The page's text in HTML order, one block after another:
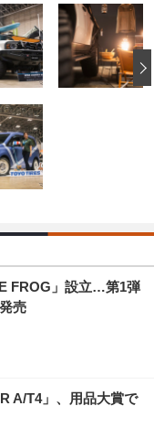
FROG」設立…第1弾
売
A/T4」、用品大賞で